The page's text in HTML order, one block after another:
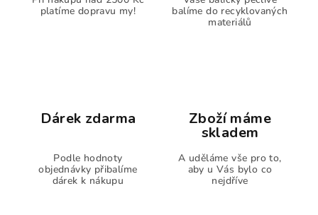
platíme dopravu my!
balíme do recyklovaných
materiálů
Dárek zdarma
Podle hodnoty
objednávky přibalíme
dárek k nákupu
Zboží máme
skladem
A uděláme vše pro to,
aby u Vás bylo co
nejdříve